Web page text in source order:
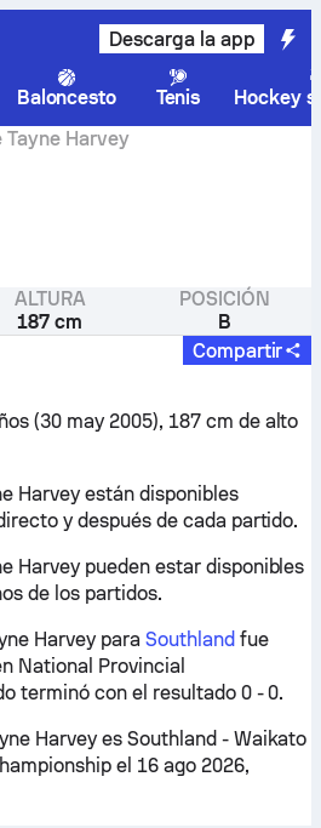
Descarga la app
Baloncesto Tenis
Hockey
Harvey
ALTURA
187 cm
POSICIÓN
B
Compartir
(30 may 2005), 187 cm de alto
Harvey están disponibles
y después de cada partido.
Harvey pueden estar disponibles
de los partidos.
Harvey para Southland fue
National Provincial
terminó con el resultado 0 - 0.
Harvey es Southland - Waikato
el 16 ago 2026,